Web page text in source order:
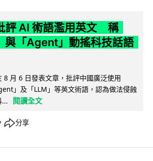
評 AI 術語濫用英文 稱
與「Agent」動搖科技話語
8 月 6 日發表文章，批評中國廣泛使用
」及「LLM」等英文術語，認為做法侵蝕
...
閱讀全文
分享